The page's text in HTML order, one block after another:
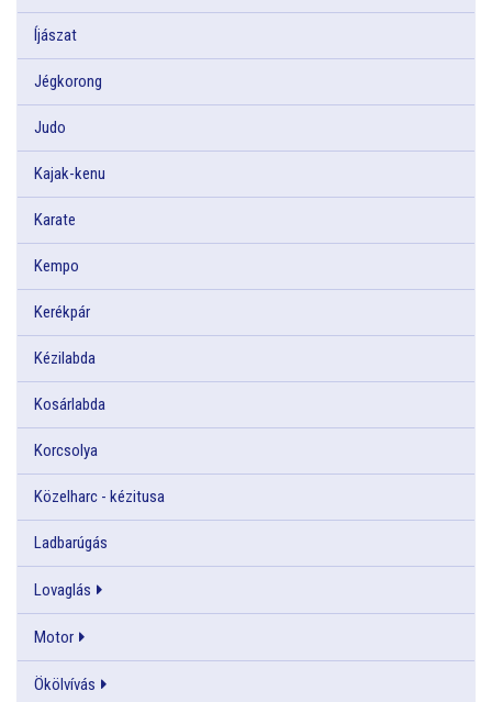
Íjászat
Jégkorong
Judo
Kajak-kenu
Karate
Kempo
Kerékpár
Kézilabda
Kosárlabda
Korcsolya
Közelharc - kézitusa
Ladbarúgás
Lovaglás
Motor
Ökölvívás